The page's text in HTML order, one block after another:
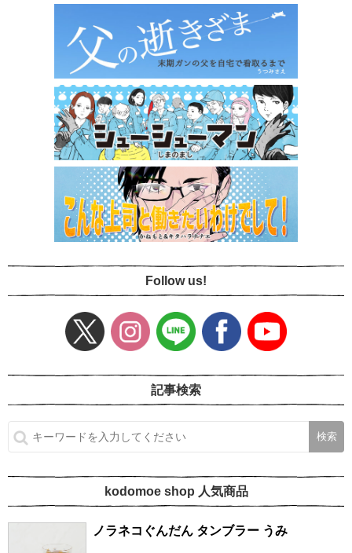
Follow us!
記事検索
kodomoe shop 人気商品
ノラネコぐんだん タンブラー うみ